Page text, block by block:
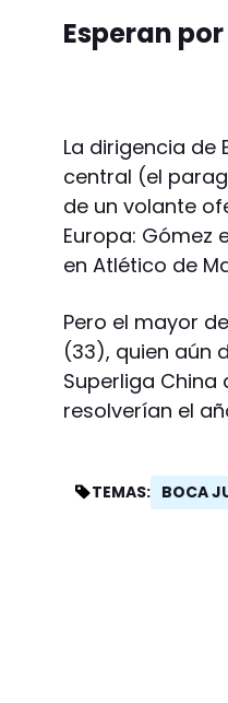
Esperan
La dirigencia
central (el
de un volante
Europa: Gómez
en Atlético de
Pero el mayor
(33), quien aún
Superliga
resolverían el
TEMAS: BOCA